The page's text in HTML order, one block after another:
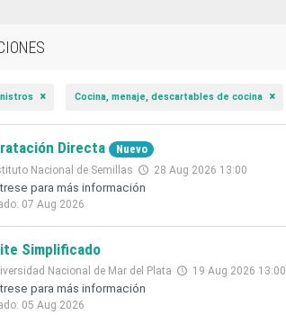
Cocina, menaje, descartables de cocina
Directa Nuevo
Nacional de Semillas 28 Aug 2026 13:00
para más información
07 Aug 2026
Simplificado
Nacional de Mar del Plata 19 Aug 2026 13:00
para más información
05 Aug 2026